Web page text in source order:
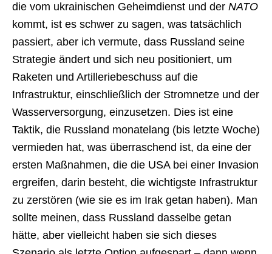
die vom ukrainischen Geheimdienst und der NATO
kommt, ist es schwer zu sagen, was tatsächlich
passiert, aber ich vermute, dass Russland seine
Strategie ändert und sich neu positioniert, um
Raketen und Artilleriebeschuss auf die
Infrastruktur, einschließlich der Stromnetze und der
Wasserversorgung, einzusetzen. Dies ist eine
Taktik, die Russland monatelang (bis letzte Woche)
vermieden hat, was überraschend ist, da eine der
ersten Maßnahmen, die die USA bei einer Invasion
ergreifen, darin besteht, die wichtigste Infrastruktur
zu zerstören (wie sie es im Irak getan haben). Man
sollte meinen, dass Russland dasselbe getan
hätte, aber vielleicht haben sie sich dieses